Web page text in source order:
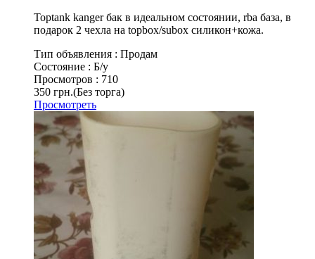
Toptank kanger бак в идеальном состоянии, rba база, в
подарок 2 чехла на topbox/subox силикон+кожа.
Тип объявления : Продам
Состояние : Б/у
Просмотров : 710
350 грн.(Без торга)
Просмотреть